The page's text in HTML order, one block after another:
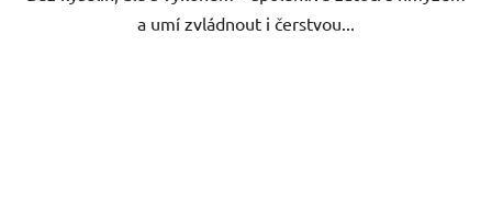
a umí zvládnout i čerstvou...